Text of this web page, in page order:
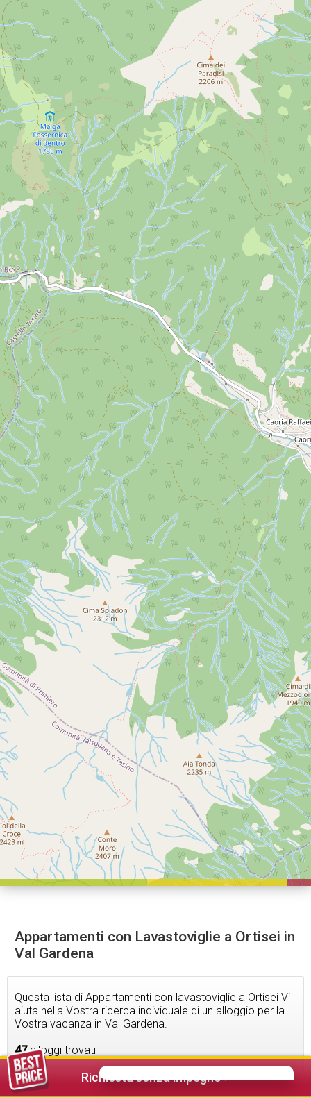
Appartamenti con Lavastoviglie a Ortisei in
Val Gardena
Questa lista di Appartamenti con lavastoviglie a Ortisei Vi
aiuta nella Vostra ricerca individuale di un alloggio per la
Vostra vacanza in Val Gardena.
47alloggi trovati
Richiesta senza impegno >